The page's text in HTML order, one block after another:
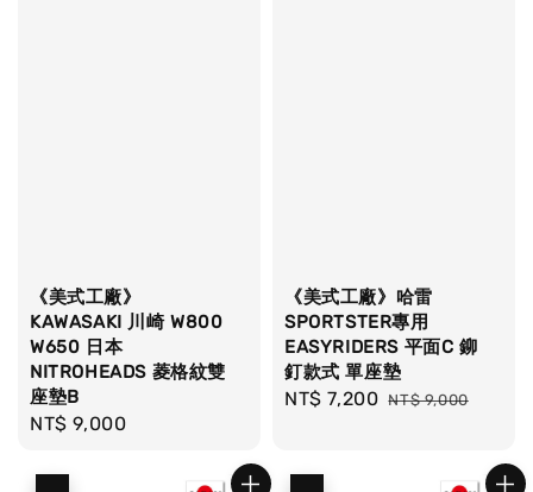
《美式工廠》
KAWASAKI 川崎 W800
W650 日本
NITROHEADS 菱格紋雙
座墊B
Regular
NT$ 9,000
《美式工廠》哈雷
SPORTSTER專用
EASYRIDERS 平面C 鉚
釘款式 單座墊
Sale
NT$ 7,200 Regular
NT$ 9,000